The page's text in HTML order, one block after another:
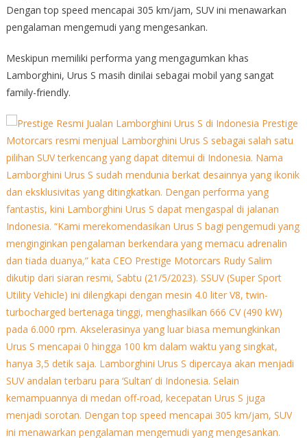
Dengan top speed mencapai 305 km/jam, SUV ini menawarkan
pengalaman mengemudi yang mengesankan.
Meskipun memiliki performa yang mengagumkan khas
Lamborghini, Urus S masih dinilai sebagai mobil yang sangat
family-friendly.